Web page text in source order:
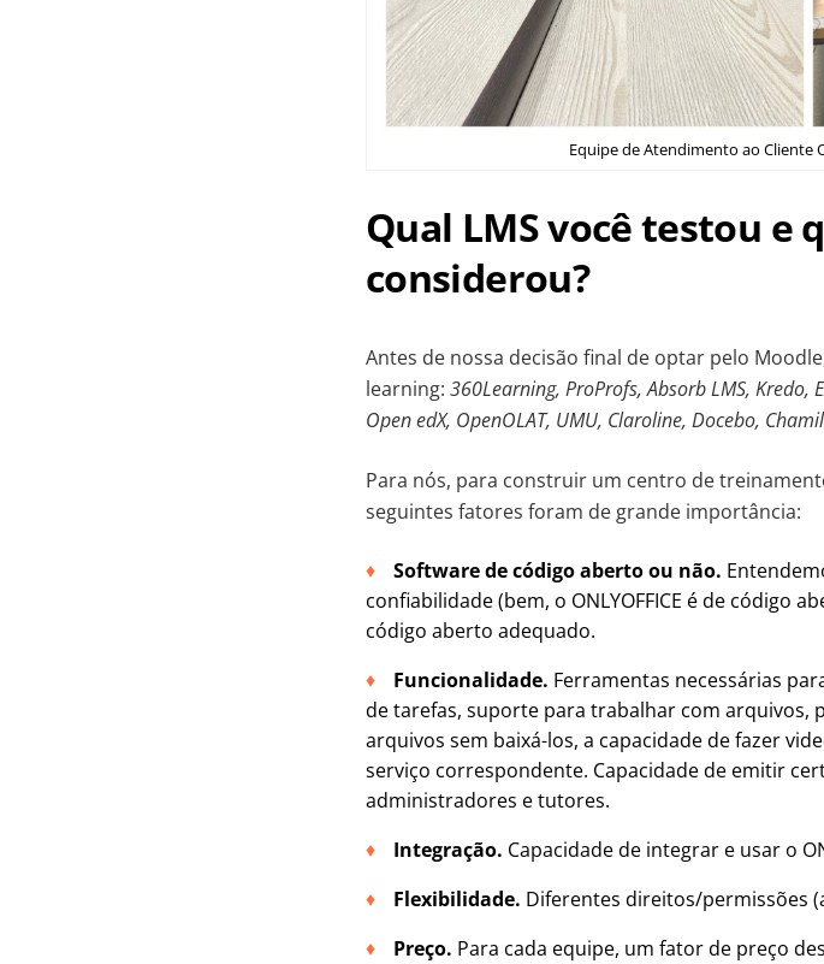
Equipe de Atendimento ao Cliente
Qual LMS você testou e
considerou?
Antes de nossa decisão final de optar pelo
learning: 360Learning, ProProfs, Absorb LMS, Kredo,
Open edX, OpenOLAT, UMU, Claroline, Docebo,
Para nós, para construir um centro de
seguintes fatores foram de grande importância:
Software de código aberto ou não.
confiabilidade (bem, o ONLYOFFICE é de código
código aberto adequado.
Funcionalidade. Ferramentas necessárias
de tarefas, suporte para trabalhar com arquivos,
arquivos sem baixá-los, a capacidade de fazer
serviço correspondente. Capacidade de emitir
administradores e tutores.
Integração. Capacidade de integrar e usar o
Flexibilidade. Diferentes direitos/permissões
Preço. Para cada equipe, um fator de preço